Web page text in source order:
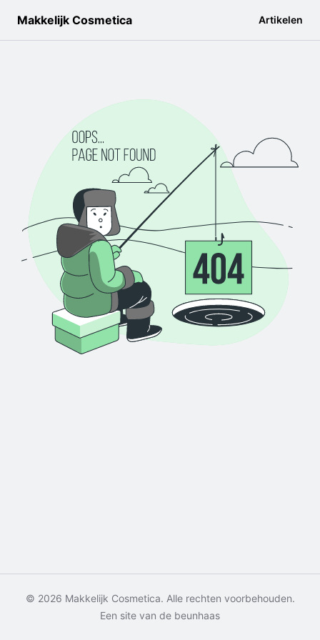
Makkelijk Cosmetica Artikelen
© 2026 Makkelijk Cosmetica. Alle rechten voorbehouden.
Een site van de beunhaas